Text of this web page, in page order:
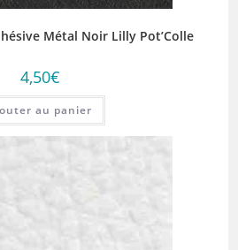
Métal Noir Lilly Pot’Colle
4,50€
au panier